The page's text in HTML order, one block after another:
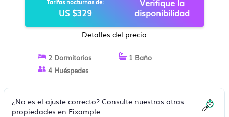
ACONDICIONADO |
APARTAMENTO EN GIRONA
US $329
Verifique la
disponibilidad
Detalles del precio
2 Dormitorios
1 Baño
4 Huéspedes
¿No es el ajuste correcto? Consulte nuestras otras
propiedades en Eixample